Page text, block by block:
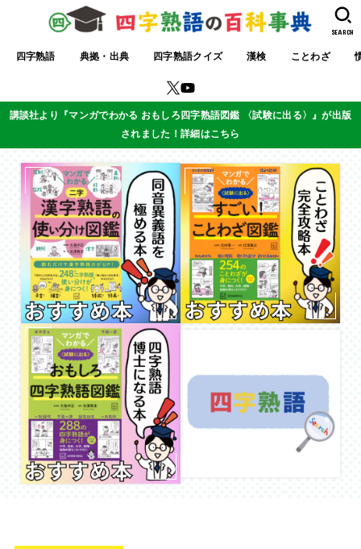
四字熟語 典拠・出典 四字熟語クイズ 漢検 ことわざ
SEARCH
講談社より『マンガでわかる おもしろ四字熟語図鑑 〈試験に出る〉』が出版
されました！詳細はこちら